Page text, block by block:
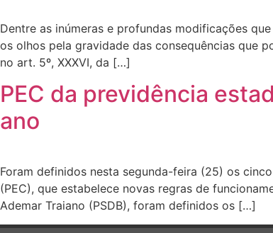
Dentre as inúmeras e profundas modificações
os olhos pela gravidade das consequências que
no art. 5º, XXXVI, da […]
PEC da previdência
ano
Foram definidos nesta segunda-feira (25) os
(PEC), que estabelece novas regras de
Ademar Traiano (PSDB), foram definidos os […]